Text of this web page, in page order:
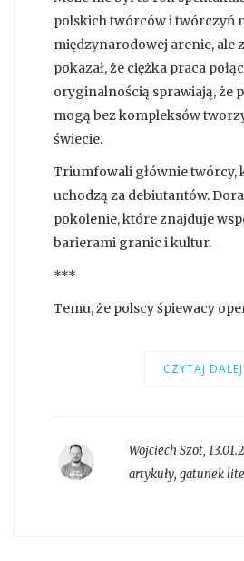
polskich twórców i twórczyń
międzynarodowej arenie, ale
pokazał, że ciężka praca
oryginalnością sprawiają, że
mogą bez kompleksów
świecie.
Triumfowali głównie twórcy,
uchodzą za debiutantów.
pokolenie, które znajduje
barierami granic i kultur.
***
Temu, że polscy śpiewacy
CZYTAJ DALEJ
Wojciech Szot,
artykuły, gatunek